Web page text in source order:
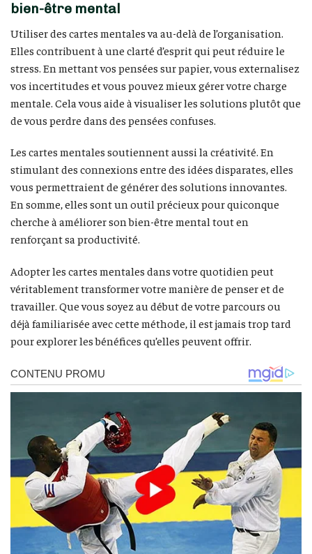
bien-être mental
Utiliser des cartes mentales va au-delà de l’organisation.
Elles contribuent à une clarté d’esprit qui peut réduire le
stress. En mettant vos pensées sur papier, vous externalisez
vos incertitudes et vous pouvez mieux gérer votre charge
mentale. Cela vous aide à visualiser les solutions plutôt que
de vous perdre dans des pensées confuses.
Les cartes mentales soutiennent aussi la créativité. En
stimulant des connexions entre des idées disparates, elles
vous permettraient de générer des solutions innovantes.
En somme, elles sont un outil précieux pour quiconque
cherche à améliorer son bien-être mental tout en
renforçant sa productivité.
Adopter les cartes mentales dans votre quotidien peut
véritablement transformer votre manière de penser et de
travailler. Que vous soyez au début de votre parcours ou
déjà familiarisée avec cette méthode, il est jamais trop tard
pour explorer les bénéfices qu’elles peuvent offrir.